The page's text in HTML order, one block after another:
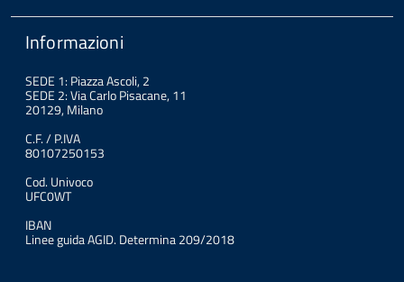
Informazioni
SEDE 1: Piazza Ascoli, 2
SEDE 2: Via Carlo Pisacane, 11
20129, Milano
C.F. / P.IVA
80107250153
Cod. Univoco
UFC0WT
IBAN
Linee guida AGID. Determina 209/2018